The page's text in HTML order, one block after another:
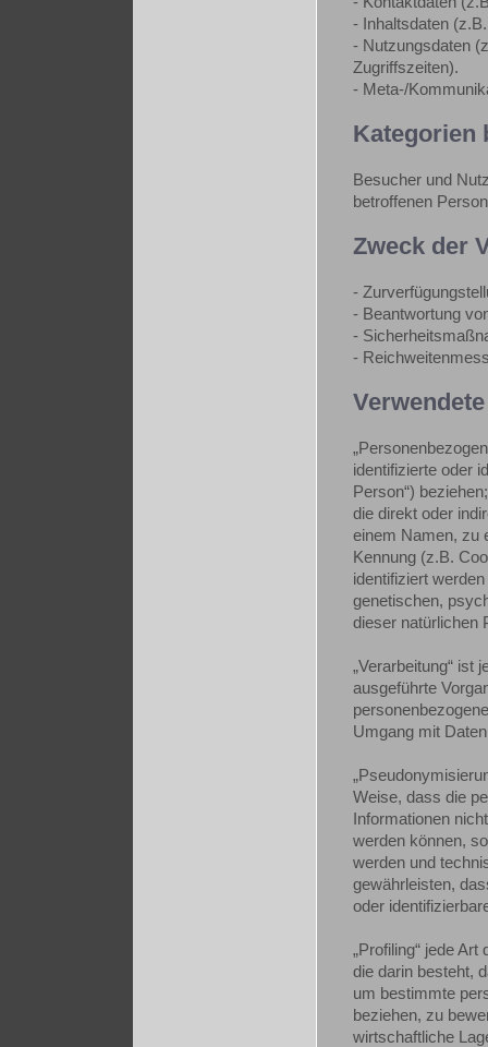
- Inhaltsdaten
- Nutzungsdaten
Zugriffszeiten).
- Meta-/
Kategorien
Besucher und
betroffenen
Zweck der
-
- Beantwortung
-
-
identifizierte oder
Person“)
die direkt oder
einem Namen, zu
Kennung (z.B.
identifiziert
genetischen,
dieser natürlichen
„Verarbeitung“ ist
ausgeführte
Umgang mit
Weise, dass die
Informationen
werden können,
werden und
gewährleisten,
oder
„Profiling“ jede
die darin besteht,
um bestimmte
beziehen, zu
wirtschaftliche